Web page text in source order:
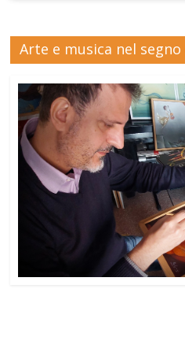
Arte e musica nel